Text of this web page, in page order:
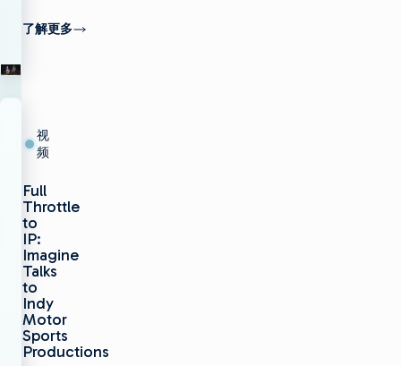
了解更多
视
频
Full
Throttle
to
IP:
Imagine
Talks
to
Indy
Motor
Sports
Productions